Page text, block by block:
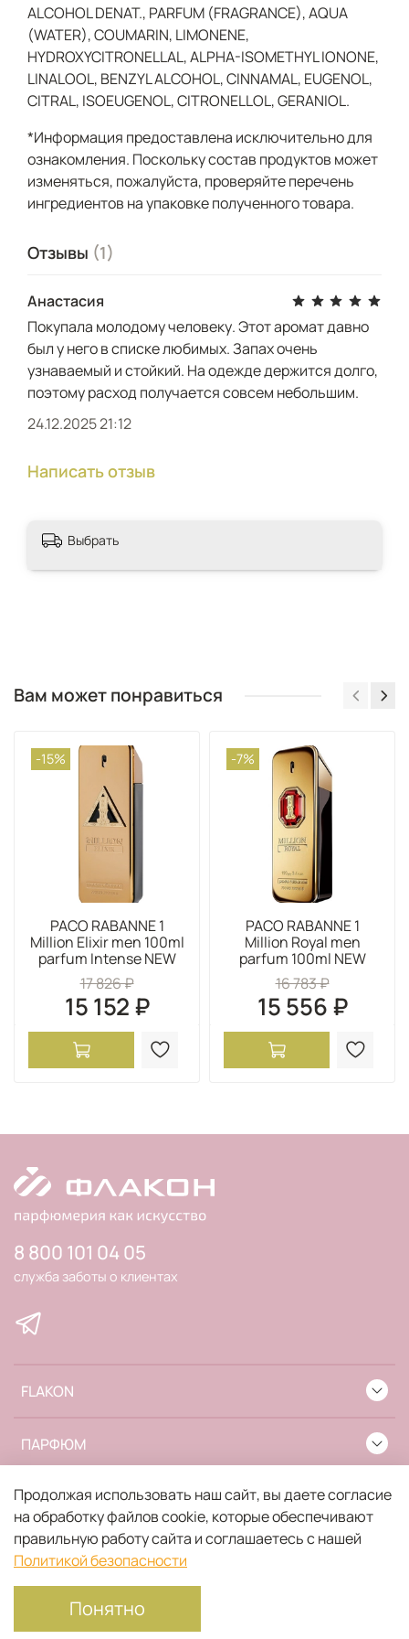
ALCOHOL DENAT., PARFUM (FRAGRANCE), AQUA
(WATER), COUMARIN, LIMONENE,
HYDROXYCITRONELLAL, ALPHA-ISOMETHYL IONONE,
LINALOOL, BENZYL ALCOHOL, CINNAMAL, EUGENOL,
CITRAL, ISOEUGENOL, CITRONELLOL, GERANIOL.
*Информация предоставлена исключительно для
ознакомления. Поскольку состав продуктов может
изменяться, пожалуйста, проверяйте перечень
ингредиентов на упаковке полученного товара.
Отзывы (1)
Анастасия
Покупала молодому человеку. Этот аромат давно
был у него в списке любимых. Запах очень
узнаваемый и стойкий. На одежде держится долго,
поэтому расход получается совсем небольшим.
24.12.2025 21:12
Написать отзыв
Выбрать
Вам может понравиться
-15%
PACO RABANNE 1
Million Elixir men 100ml
parfum Intense NEW
17 826 ₽
15 152 ₽
-7%
PACO RABANNE 1
Million Royal men
parfum 100ml NEW
16 783 ₽
15 556 ₽
FLAKON
ПАРФЮМ
ИНФОРМАЦИЯ
8 800 101 04 05
служба заботы о клиентах
Продолжая использовать наш сайт, вы даете согласие
на обработку файлов cookie, которые обеспечивают
правильную работу сайта и соглашаетесь с нашей
Политикой безопасности
Понятно